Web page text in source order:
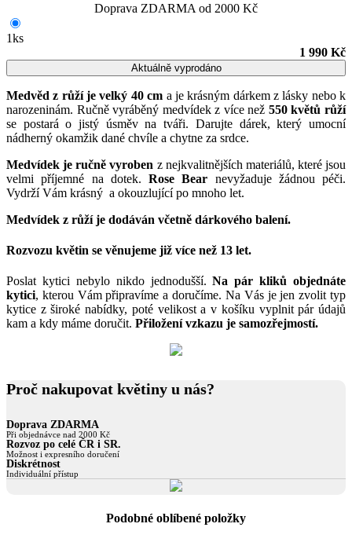
Doprava ZDARMA od 2000 Kč
1ks
1 990 Kč
Aktuálně vyprodáno
Medvěd z růží je velký 40 cm a je krásným dárkem z lásky nebo k
narozeninám. Ručně vyráběný medvídek z více než 550 květů růží
se postará o jistý úsměv na tváři. Darujte dárek, který umocní
nádherný okamžik dané chvíle a chytne za srdce.
Medvídek je ručně vyroben z nejkvalitnějších materiálů, které jsou
velmi příjemné na dotek. Rose Bear nevyžaduje žádnou péči.
Vydrží Vám krásný a okouzlující po mnoho let.
Medvídek z růží je dodáván včetně dárkového balení.
Rozvozu květin se věnujeme již více než 13 let.
Poslat kytici nebylo nikdo jednodušší.Na pár kliků objednáte
kytici, kterou Vám připravíme a doručíme. Na Vás je jen zvolit typ
kytice z široké nabídky, poté velikost a v košíku vyplnit pár údajů
kam a kdy máme doručit. Přiložení vzkazu je samozřejmostí.
Proč nakupovat květiny u nás?
Doprava ZDARMA
Při objednávce nad 2000 Kč
Rozvoz po celé ČR i SR.
Možnost i expresního doručení
Diskrétnost
Individuální přístup
Podobné oblíbené položky